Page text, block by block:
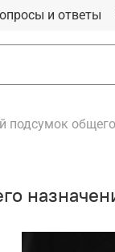
и ответы
подсумок